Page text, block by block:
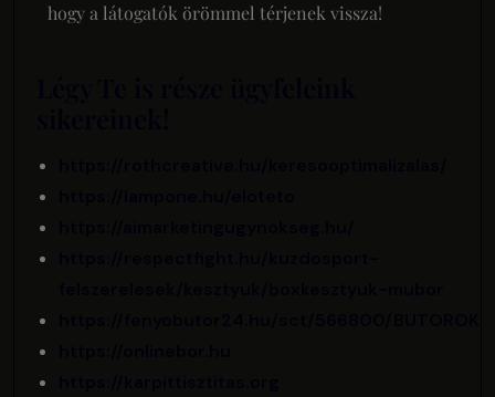
hogy a látogatók örömmel térjenek vissza!